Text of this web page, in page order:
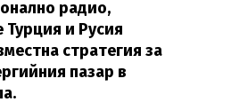
радио,
Турция и Русия
стратегия за
пазар в